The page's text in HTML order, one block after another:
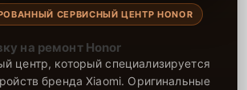
СЕРВИСНЫЙ ЦЕНТР HONOR
на ремонт Honor
центр, который специализируется
бренда Xiaomi. Оригинальные